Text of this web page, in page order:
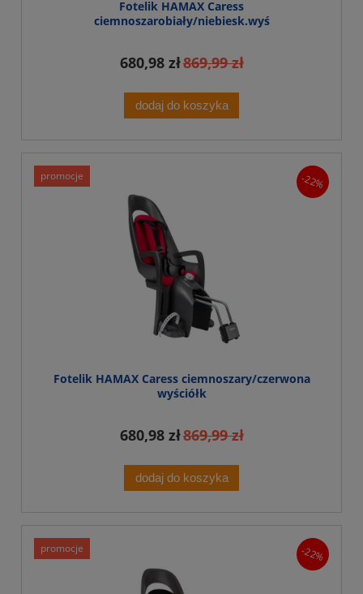
Fotelik HAMAX Caress
ciemnoszarobiały/niebiesk.wyś
680,98 zł869,99 zł
dodaj do koszyka
Fotelik HAMAX Caress ciemnoszary/czerwona
wyściółk
680,98 zł869,99 zł
dodaj do koszyka
promocje -22%
promocje -22%